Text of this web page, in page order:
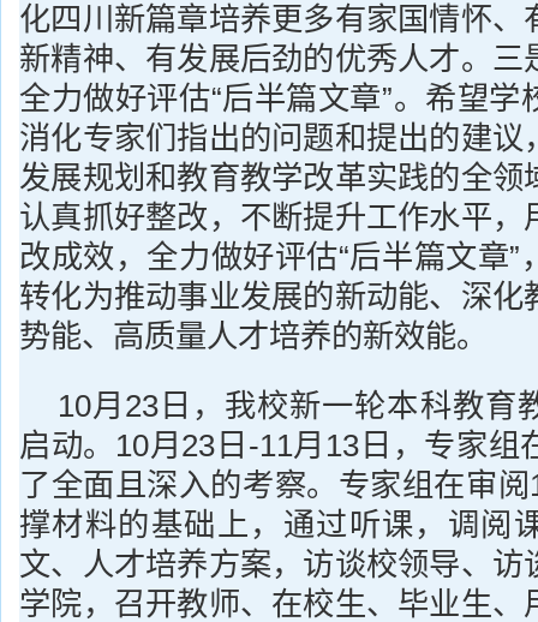
化四川新篇章培养更多有家国情怀、
新精神、有发展后劲的优秀人才。三
全力做好评估“后半篇文章”。希望学
消化专家们指出的问题和提出的建议
发展规划和教育教学改革实践的全领
认真抓好整改，不断提升工作水平，
改成效，全力做好评估“后半篇文章”
转化为推动事业发展的新动能、深化
势能、高质量人才培养的新效能。
10月23日，我校新一轮本科教育
启动。10月23日-11月13日，专家组
了全面且深入的考察。专家组在审
撑材料的基础上，通过听课，调阅
文、人才培养方案，访谈校领导、访
学院，召开教师、在校生、毕业生、